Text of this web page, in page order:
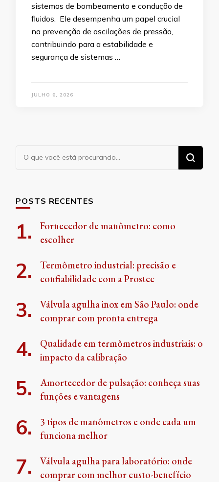
sistemas de bombeamento e condução de
fluidos. Ele desempenha um papel crucial
na prevenção de oscilações de pressão,
contribuindo para a estabilidade e
segurança de sistemas …
JULHO 6, 2026
Procurando
algo?
POSTS RECENTES
Fornecedor de manômetro: como
escolher
Termômetro industrial: precisão e
confiabilidade com a Prostec
Válvula agulha inox em São Paulo: onde
comprar com pronta entrega
Qualidade em termômetros industriais: o
impacto da calibração
Amortecedor de pulsação: conheça suas
funções e vantagens
3 tipos de manômetros e onde cada um
funciona melhor
Válvula agulha para laboratório: onde
comprar com melhor custo-benefício